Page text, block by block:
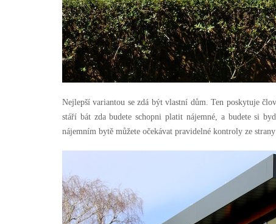
Nejlepší variantou se zdá být vlastní dům. Ten poskytuje
stáří bát zda budete schopni platit nájemné, a budete si
nájemním bytě můžete očekávat pravidelné kontroly ze